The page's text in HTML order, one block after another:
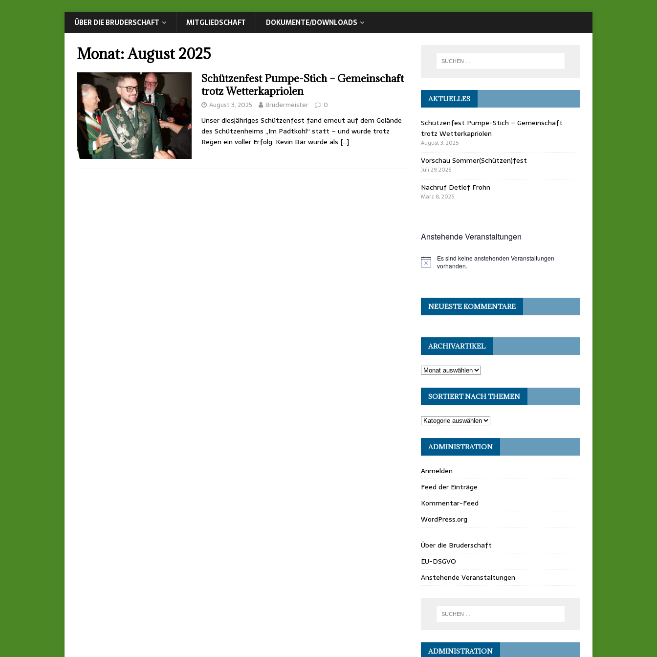
ÜBER DIE BRUDERSCHAFT MITGLIEDSCHAFT DOKUMENTE/DOWNLOADS
Monat:August 2025
Schützenfest Pumpe-Stich – Gemeinschaft
trotz Wetterkapriolen
August 3, 2025 Brudermeister 0
Unser diesjähriges Schützenfest fand erneut auf dem Gelände
des Schützenheims „Im Padtkohl“ statt – und wurde trotz
Regen ein voller Erfolg. Kevin Bär wurde als […]
AKTUELLES
Schützenfest Pumpe-Stich – Gemeinschaft
trotz Wetterkapriolen
August 3, 2025
Vorschau Sommer(Schützen)fest
Juli 29, 2025
Nachruf Detlef Frohn
März 8, 2025
Anstehende Veranstaltungen
Es sind keine anstehenden Veranstaltungen
vorhanden.
NEUESTE KOMMENTARE
ARCHIVARTIKEL
SORTIERT NACH THEMEN
ADMINISTRATION
Anmelden
Feed der Einträge
Kommentar-Feed
WordPress.org
Über die Bruderschaft
EU-DSGVO
Anstehende Veranstaltungen
ADMINISTRATION